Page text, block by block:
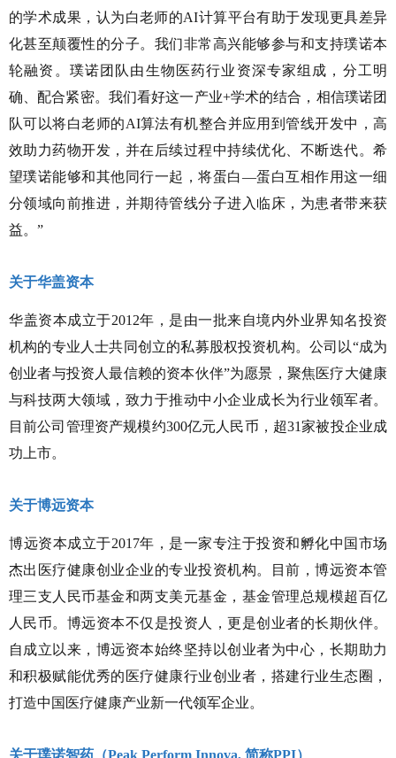
的学术成果，认为白老师的AI计算平台有助于发现更具差异
化甚至颠覆性的分子。我们非常高兴能够参与和支持璞诺本
轮融资。璞诺团队由生物医药行业资深专家组成，分工明
确、配合紧密。我们看好这一产业+学术的结合，相信璞诺团
队可以将白老师的AI算法有机整合并应用到管线开发中，高
效助力药物开发，并在后续过程中持续优化、不断迭代。希
望璞诺能够和其他同行一起，将蛋白—蛋白互相作用这一细
分领域向前推进，并期待管线分子进入临床，为患者带来获
益。”
关于华盖资本
华盖资本成立于2012年，是由一批来自境内外业界知名投资
机构的专业人士共同创立的私募股权投资机构。公司以“成为
创业者与投资人最信赖的资本伙伴”为愿景，聚焦医疗大健康
与科技两大领域，致力于推动中小企业成长为行业领军者。
目前公司管理资产规模约300亿元人民币，超31家被投企业成
功上市。
关于博远资本
博远资本成立于2017年，是一家专注于投资和孵化中国市场
杰出医疗健康创业企业的专业投资机构。目前，博远资本管
理三支人民币基金和两支美元基金，基金管理总规模超百亿
人民币。博远资本不仅是投资人，更是创业者的长期伙伴。
自成立以来，博远资本始终坚持以创业者为中心，长期助力
和积极赋能优秀的医疗健康行业创业者，搭建行业生态圈，
打造中国医疗健康产业新一代领军企业。